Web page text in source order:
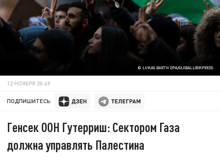
© LUKAS BARTH DPA/GLOBALLOOKPRESS
12 НОЯБРЯ 20:49
ПОДПИШИТЕСЬ:
Генсек ООН Гутерриш: Сектором Газа
должна управлять Палестина